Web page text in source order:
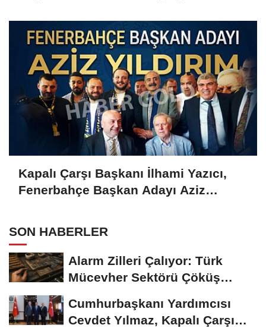
Kapalı Çarşı Başkanı İlhami Yazıcı,
Fenerbahçe Başkan Adayı Aziz
SON HABERLER
Alarm Zilleri Çalıyor: Türk
Mücevher Sektörü Çöküş
Cumhurbaşkanı Yardımcısı
Cevdet Yılmaz, Kapalı Çarşı